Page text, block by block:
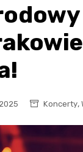
Koncerty,